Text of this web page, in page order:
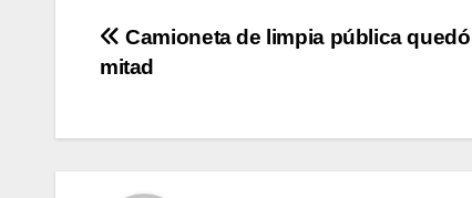
Navegación
entradas
Camioneta de limpia pública
mitad